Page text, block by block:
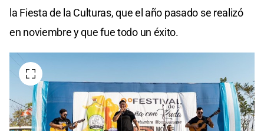
la Fiesta de la Culturas, que el año pasado se realizó
en noviembre y que fue todo un éxito.